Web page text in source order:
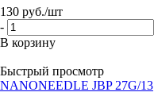
130 руб./шт
-
В корзину
Быстрый просмотр
NANONEEDLE JBP 27G/13